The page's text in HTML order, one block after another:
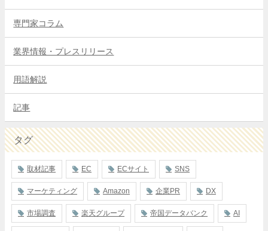
専門家コラム
業界情報・プレスリリース
用語解説
記事
タグ
取材記事 EC ECサイト SNS
マーケティング Amazon 企業PR DX
市場調査 楽天グループ 帝国データバンク AI